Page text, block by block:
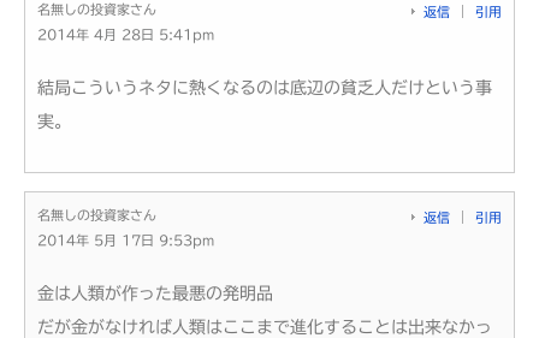
名無しの投資家さん
2014年 4月 28日 5:41pm
返信 引用
結局こういうネタに熱くなるのは底辺の貧乏人だけという事
実。
名無しの投資家さん
2014年 5月 17日 9:53pm
返信 引用
金は人類が作った最悪の発明品
だが金がなければ人類はここまで進化することは出来なかっ